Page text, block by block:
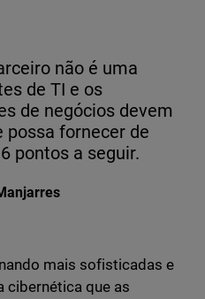
não é uma
de TI e os
de negócios devem
possa fornecer de
pontos a seguir.
on Reddit
mais sofisticadas e
cibernética que as